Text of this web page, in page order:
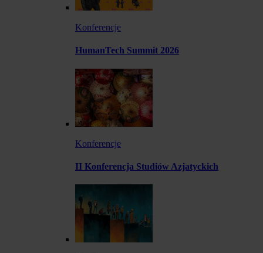
Konferencje
HumanTech Summit 2026
Konferencje
II Konferencja Studiów Azjatyckich